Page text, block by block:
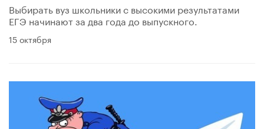
Выбирать вуз школьники с высокими результатами
ЕГЭ начинают за два года до выпускного.
15 октября